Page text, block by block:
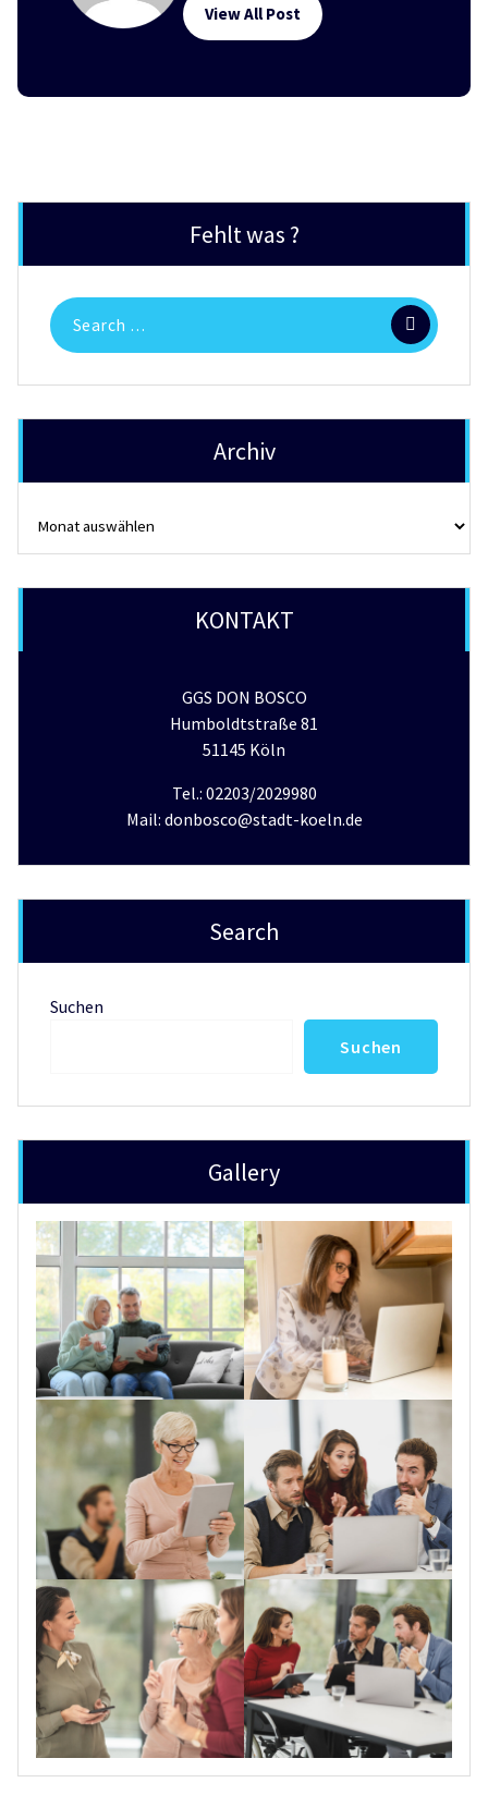
View All Post
Fehlt was ?
Search
for:
Archiv
KONTAKT
GGS DON BOSCO
Humboldtstraße 81
51145 Köln
Tel.: 02203/2029980
Mail: donbosco@stadt-koeln.de
Search
Suchen
Suchen
Gallery